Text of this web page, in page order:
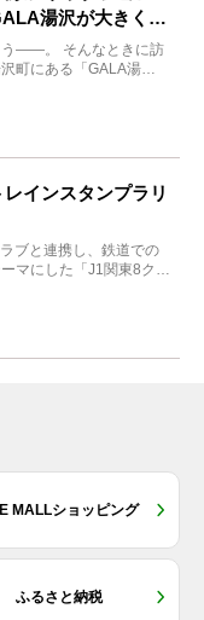
湯沢が大きく生
う――。 そんなときに訪
町にある「GALA湯
インスタンプラリ
ブと連携し、鉄道での
マにした「J1関東8クラ
MALLショッピング
ふるさと納税